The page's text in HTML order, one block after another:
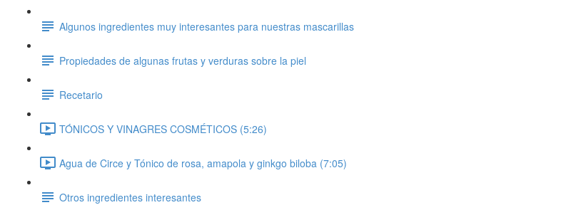
Algunos ingredientes muy interesantes para nuestras mascarillas
Propiedades de algunas frutas y verduras sobre la piel
Recetario
TÓNICOS Y VINAGRES COSMÉTICOS (5:26)
Agua de Circe y Tónico de rosa, amapola y ginkgo biloba (7:05)
Otros ingredientes interesantes